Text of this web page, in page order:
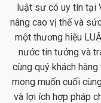
luật sư có uy tín tại
nâng cao vị thế và
một thương hiệu
nước tin tưởng và
cùng quý khách
mong muốn cuối
và lợi ích hợp pháp